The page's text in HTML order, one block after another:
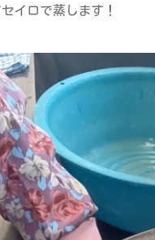
セイロで蒸します！